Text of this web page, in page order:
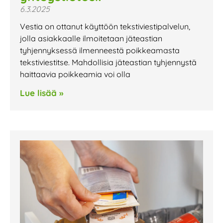
6.3.2025
Vestia on ottanut käyttöön tekstiviestipalvelun,
jolla asiakkaalle ilmoitetaan jäteastian
tyhjennyksessä ilmenneestä poikkeamasta
tekstiviestitse. Mahdollisia jäteastian tyhjennystä
haittaavia poikkeamia voi olla
Lue lisää »